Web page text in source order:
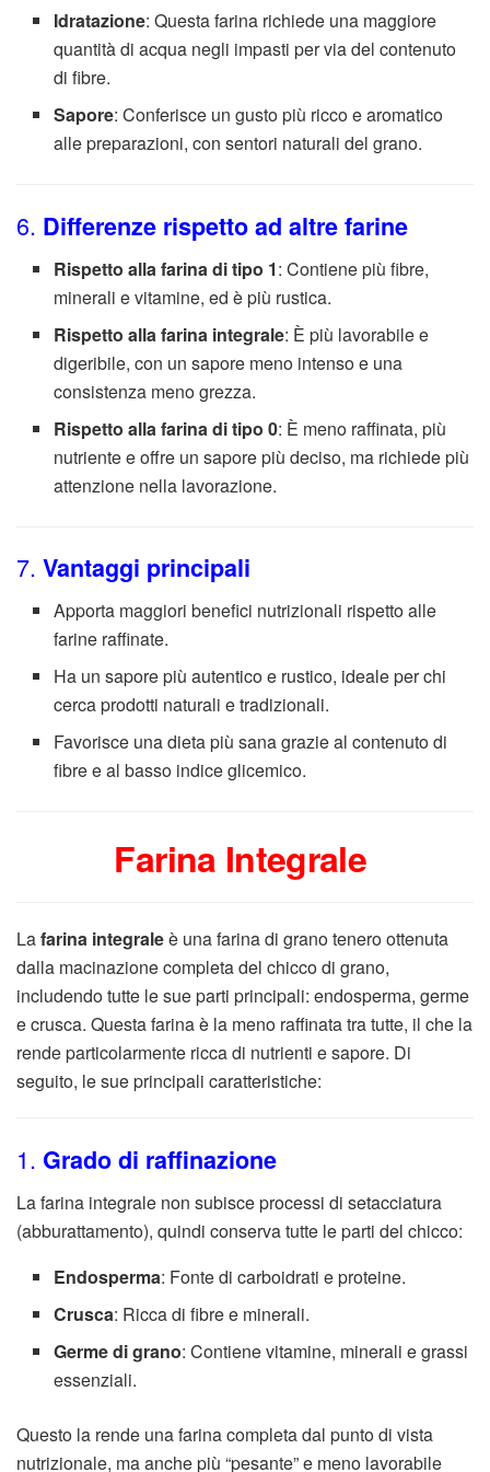
Idratazione: Questa farina richiede una maggiore
quantità di acqua negli impasti per via del contenuto
di fibre.
Sapore: Conferisce un gusto più ricco e aromatico
alle preparazioni, con sentori naturali del grano.
6. Differenze rispetto ad altre farine
Rispetto alla farina di tipo 1: Contiene più fibre,
minerali e vitamine, ed è più rustica.
Rispetto alla farina integrale: È più lavorabile e
digeribile, con un sapore meno intenso e una
consistenza meno grezza.
Rispetto alla farina di tipo 0: È meno raffinata, più
nutriente e offre un sapore più deciso, ma richiede più
attenzione nella lavorazione.
7. Vantaggi principali
Apporta maggiori benefici nutrizionali rispetto alle
farine raffinate.
Ha un sapore più autentico e rustico, ideale per chi
cerca prodotti naturali e tradizionali.
Favorisce una dieta più sana grazie al contenuto di
fibre e al basso indice glicemico.
Farina Integrale
Lafarina integraleè una farina di grano tenero ottenuta
dalla macinazione completa del chicco di grano,
includendo tutte le sue parti principali: endosperma, germe
e crusca. Questa farina è la meno raffinata tra tutte, il che la
rende particolarmente ricca di nutrienti e sapore. Di
seguito, le sue principali caratteristiche:
1. Grado di raffinazione
La farina integrale non subisce processi di setacciatura
(abburattamento), quindi conserva tutte le parti del chicco:
Endosperma: Fonte di carboidrati e proteine.
Crusca: Ricca di fibre e minerali.
Germe di grano: Contiene vitamine, minerali e grassi
essenziali.
Questo la rende una farina completa dal punto di vista
nutrizionale, ma anche più “pesante” e meno lavorabile